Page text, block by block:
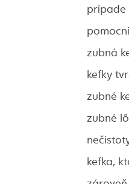
prípade
zubná
kefky
zubné
zubné
kefka,